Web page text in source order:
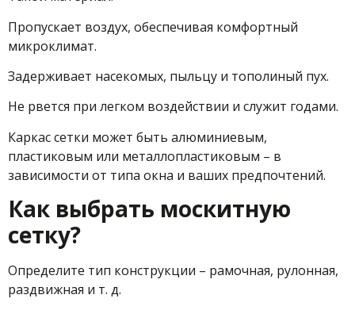
Пропускает воздух, обеспечивая комфортный
микроклимат.
Задерживает насекомых, пыльцу и тополиный пух.
Не рвется при легком воздействии и служит годами.
Каркас сетки может быть алюминиевым,
пластиковым или металлопластиковым – в
зависимости от типа окна и ваших предпочтений.
Как выбрать москитную
сетку?
Определите тип конструкции – рамочная, рулонная,
раздвижная и т. д.